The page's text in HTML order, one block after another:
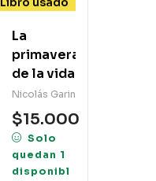
La
primavera
de la vida
Nicolás Garin
$15.000
Solo
quedan 1
disponibl